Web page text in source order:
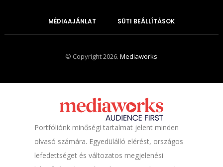
MÉDIAAJÁNLAT SÜTI BEÁLLÍTÁSOK
© Copyright 2026.Mediaworks
Portfóliónk minőségi tartalmat jelent minden
olvasó számára. Egyedülálló elérést, országos
lefedettséget és változatos megjelenési